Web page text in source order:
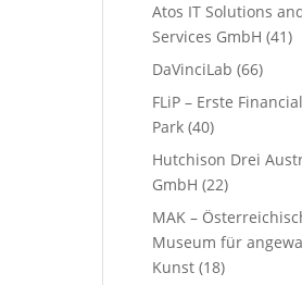
Atos IT Solutions
Services GmbH (41)
DaVinciLab (66)
FLiP – Erste
Park (40)
Hutchison Drei
GmbH (22)
MAK –
Museum für
Kunst (18)